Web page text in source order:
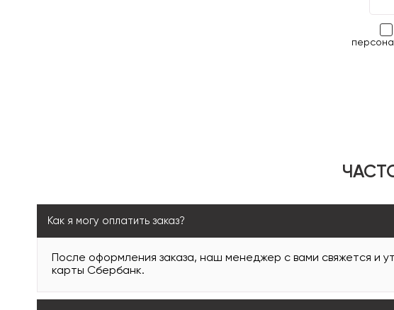
Как я могу оплатить заказ?
После оформления заказа, наш менеджер с вами свяжется
карты Сбербанк.